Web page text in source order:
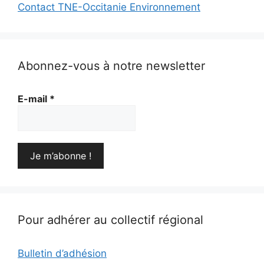
Contact TNE-Occitanie Environnement
Abonnez-vous à notre newsletter
E-mail *
Pour adhérer au collectif régional
Bulletin d’adhésion